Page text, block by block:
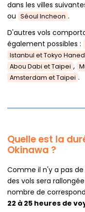
dans les villes
ou Séoul Incheon .
D'autres vols
également possibles :
Istanbul et Tokyo
Abou Dabi et Taipei ,
Amsterdam et Taipei .
Quelle est la
Okinawa ?
Comme il n'y a pas
des vols sera
nombre de
22 à 25 heures de